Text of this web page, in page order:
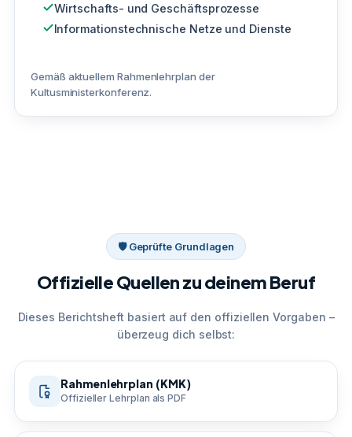
Wirtschafts- und Geschäftsprozesse
Informationstechnische Netze und Dienste
Gemäß aktuellem Rahmenlehrplan der
Kultusministerkonferenz.
🛡 Geprüfte Grundlagen
Offizielle Quellen zu deinem Beruf
Dieses Berichtsheft basiert auf den offiziellen Vorgaben –
überzeug dich selbst:
Rahmenlehrplan (KMK)
Offizieller Lehrplan als PDF